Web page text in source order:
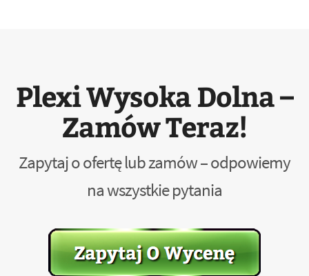
Plexi Wysoka Dolna –
Zamów Teraz!
Zapytaj o ofertę lub zamów – odpowiemy
na wszystkie pytania